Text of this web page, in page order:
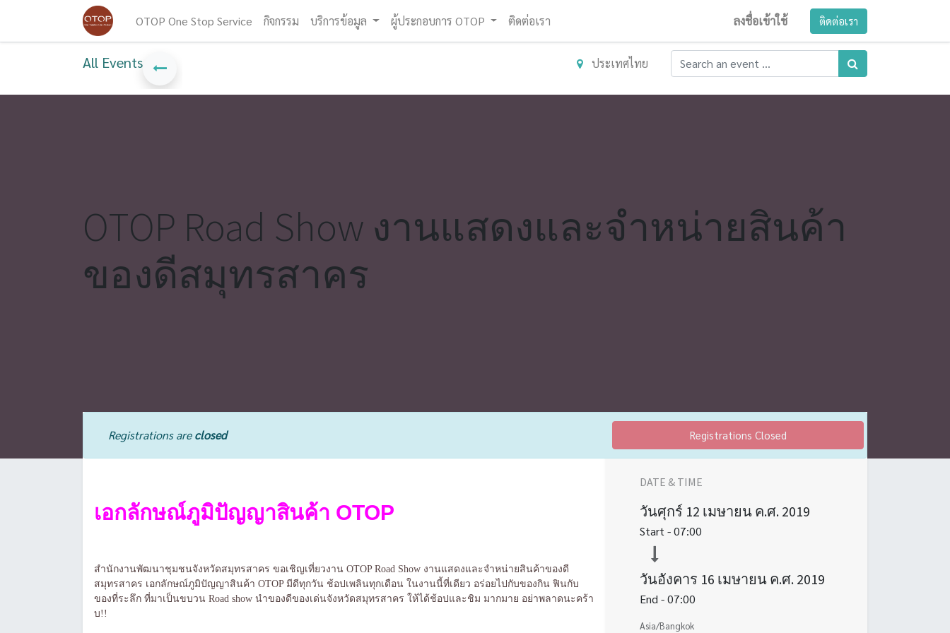
OTOP One Stop Service กิจกรรม บริการข้อมูล ผู้ประกอบการ OTOP ติดต่อเรา ลงชื่อเข้าใช้ ติดต่อเรา
All Events ประเทศไทย
OTOP Road Show งานแสดงและจำหน่ายสินค้า
ของดีสมุทรสาคร
Registrations areclosed Registrations Closed
เอกลักษณ์ภูมิปัญญาสินค้า OTOP
สำนักงานพัฒนาชุมชนจังหวัดสมุทรสาคร ขอเชิญเที่ยวงาน OTOP Road Show งานแสดงและจำหน่ายสินค้าของดี
สมุทรสาคร เอกลักษณ์ภูมิปัญญาสินค้า OTOP มีดีทุกวัน ช้อปเพลินทุกเดือน ในงานนี้ที่เดียว อร่อยไปกับของกิน ฟินกับ
ของที่ระลึก ที่มาเป็นขบวน Road show นำของดีของเด่นจังหวัดสมุทรสาคร ให้ได้ช้อปและชิม มากมาย อย่าพลาดนะคร้า
บ!!
DATE & TIME
วันศุกร์ 12 เมษายน ค.ศ. 2019
Start -07:00
วันอังคาร 16 เมษายน ค.ศ. 2019
End -07:00
Asia/Bangkok